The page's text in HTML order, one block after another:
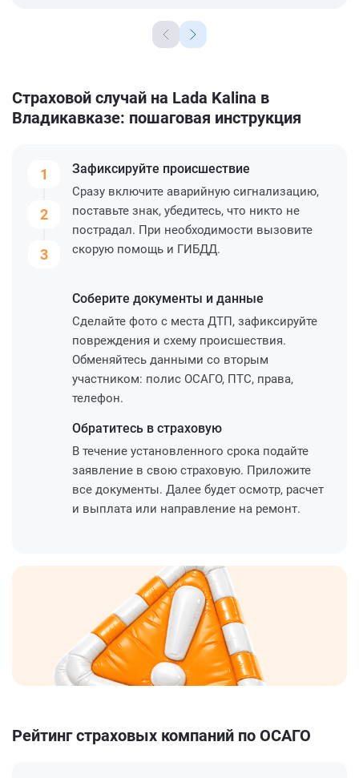
Страховой случай на Lada Kalina в
Владикавказе: пошаговая инструкция
1
2
3
Зафиксируйте происшествие
Сразу включите аварийную сигнализацию,
поставьте знак, убедитесь, что никто не
пострадал. При необходимости вызовите
скорую помощь и ГИБДД.
Соберите документы и данные
Сделайте фото с места ДТП, зафиксируйте
повреждения и схему происшествия.
Обменяйтесь данными со вторым
участником: полис ОСАГО, ПТС, права,
телефон.
Обратитесь в страховую
В течение установленного срока подайте
заявление в свою страховую. Приложите
все документы. Далее будет осмотр, расчет
и выплата или направление на ремонт.
Рейтинг страховых компаний по ОСАГО